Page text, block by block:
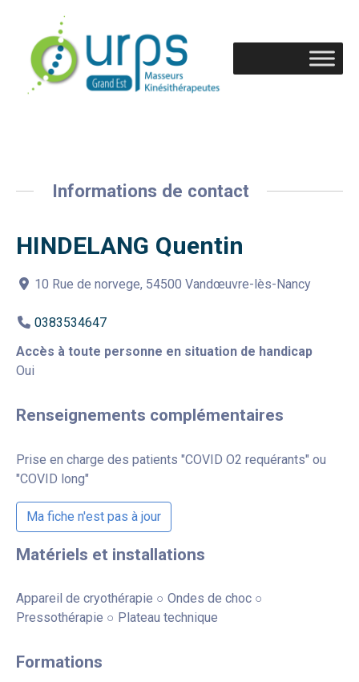
Informations de contact
HINDELANG Quentin
10 Rue de norvege, 54500 Vandœuvre-lès-Nancy
0383534647
Accès à toute personne en situation de handicap
Oui
Renseignements complémentaires
Prise en charge des patients "COVID O2 requérants" ou
"COVID long"
Ma fiche n'est pas à jour
Matériels et installations
Appareil de cryothérapie ○ Ondes de choc ○
Pressothérapie ○ Plateau technique
Formations